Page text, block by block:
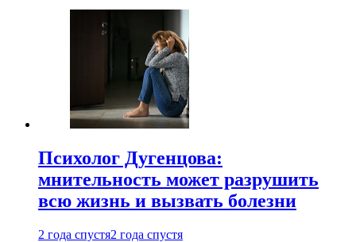
Психолог Дугенцова:
мнительность может разрушить
всю жизнь и вызвать болезни
2 года спустя2 года спустя